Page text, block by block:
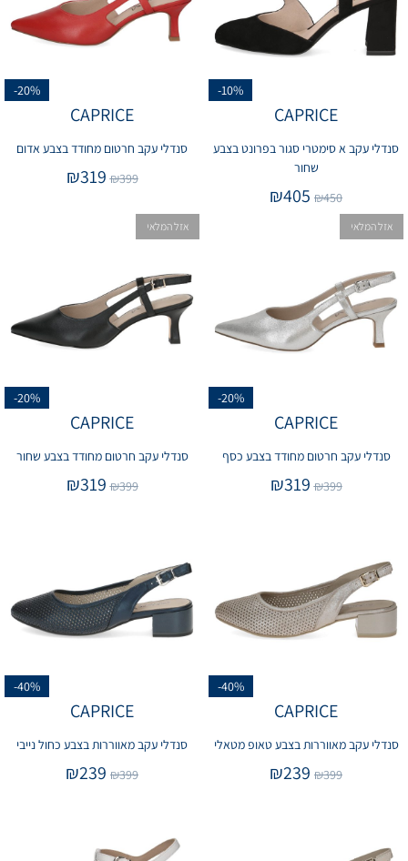
-10%
CAPRICE
סנדלי עקב א סימטרי סגור בפרונט בצבע
שחור
₪450
₪405
-20%
CAPRICE
סנדלי עקב חרטום מחודד בצבע אדום
₪399
₪319
-20%
אזל המלאי
CAPRICE
סנדלי עקב חרטום מחודד בצבע כסף
₪399
₪319
-20%
אזל המלאי
CAPRICE
סנדלי עקב חרטום מחודד בצבע שחור
₪399
₪319
-40%
CAPRICE
סנדלי עקב מאווררות בצבע טאופ מטאלי
₪399
₪239
-40%
CAPRICE
סנדלי עקב מאווררות בצבע כחול נייבי
₪399
₪239